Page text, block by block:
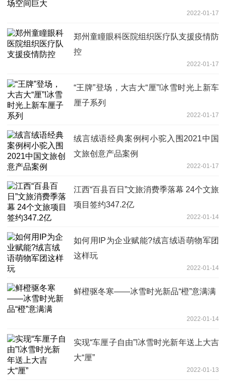
2022-01-17
郑州童瞳眼科医院组织医疗队支援疫情防
控
2022-01-17
“王牌”登场，大吉大“厘”!冰雪时光上新车
厘子系列
2022-01-17
绒言绒语经典案例柯小驼入围2021中国
文旅创意产品案例
2022-01-17
江西“百县百日”文旅消费季落幕 24个文旅
项目签约347.2亿
2022-01-14
如何用IP为企业赋能?绒言绒语萌物军团
这样玩
2022-01-14
鲜橙驱冬寒——冰雪时光新品“橙”意满满
2022-01-14
实现“车厘子自由”!冰雪时光新年送上大吉
大“厘”
2022-01-13